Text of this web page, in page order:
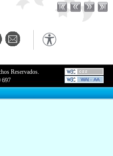
Reservados.
697